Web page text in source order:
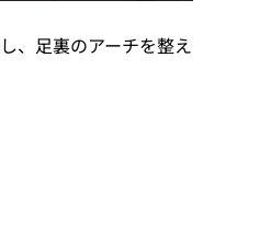
、足裏のアーチを整え